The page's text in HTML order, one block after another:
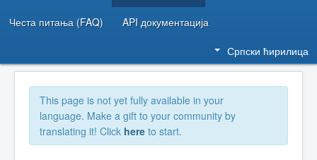
Честа питања (FAQ) API документација
Српски ћирилица
This page is not yet fully available in your
language. Make a gift to your community by
translating it! Click here to start.